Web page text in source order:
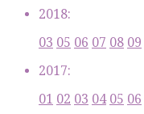
2018:
03 05 06 07 08 09
2017:
01 02 03 04 05 06